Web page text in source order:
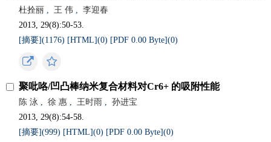
杜拴丽 , 王 伟 ,
李迎春
2013, 29(8):50-53.
[摘要](1176) [HTML](0) [PDF 0.00 Byte](0)
聚吡咯/凹凸棒纳米复合材料对Cr6+ 的吸附性能
陈 泳 , 徐 惠 , 王时雨 ,
孙进宝
2013, 29(8):54-58.
[摘要](999) [HTML](0) [PDF 0.00 Byte](0)